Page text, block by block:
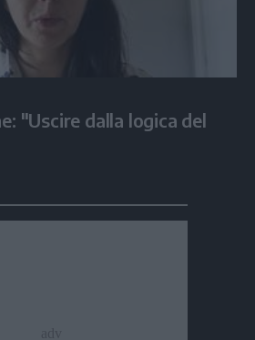
"Uscire dalla logica del